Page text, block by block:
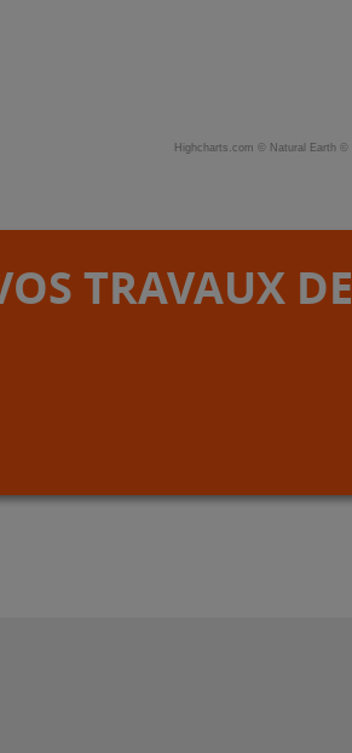
Highcharts.com © Natural Earth ©
TRAVAUX DE